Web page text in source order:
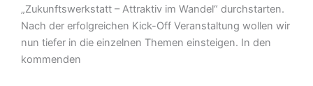
„Zukunftswerkstatt – Attraktiv im Wandel“ durchstarten.
Nach der erfolgreichen Kick-Off Veranstaltung wollen wir
nun tiefer in die einzelnen Themen einsteigen. In den
kommenden